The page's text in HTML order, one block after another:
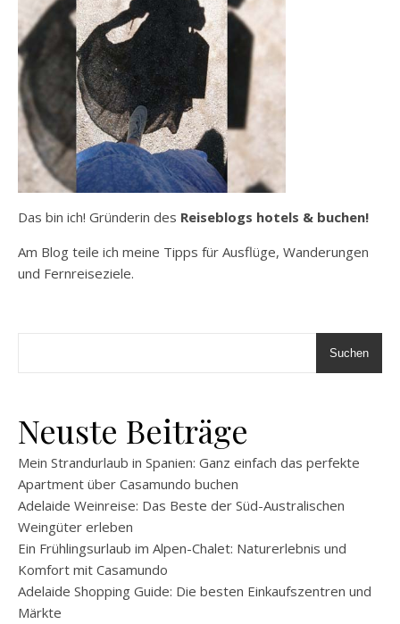
Das bin ich! Gründerin des Reiseblogs hotels & buchen!
Am Blog teile ich meine Tipps für Ausflüge, Wanderungen
und Fernreiseziele.
Suchen
Neuste Beiträge
Mein Strandurlaub in Spanien: Ganz einfach das perfekte
Apartment über Casamundo buchen
Adelaide Weinreise: Das Beste der Süd-Australischen
Weingüter erleben
Ein Frühlingsurlaub im Alpen-Chalet: Naturerlebnis und
Komfort mit Casamundo
Adelaide Shopping Guide: Die besten Einkaufszentren und
Märkte